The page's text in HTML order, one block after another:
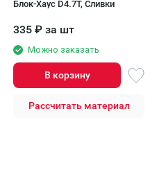
Блок-Хаус D4.7T, Сливки
335 ₽ за шт
Можно заказать
В корзину
Рассчитать материал